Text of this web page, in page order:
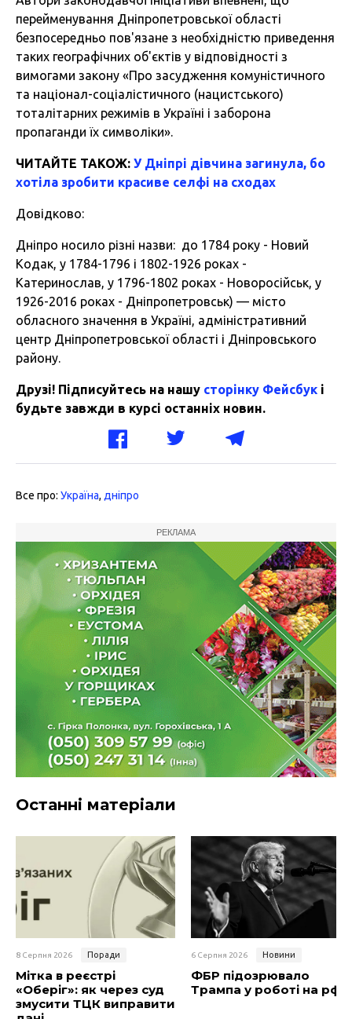
перейменування Дніпропетровської області
безпосередньо пов'язане з необхідністю приведення
таких географічних об'єктів у відповідності з
вимогами закону «Про засудження комуністичного
та націонал-соціалістичного (нацистського)
тоталітарних режимів в Україні і заборона
пропаганди їх символіки».
ЧИТАЙТЕ ТАКОЖ: У Дніпрі дівчина загинула, бо
хотіла зробити красиве селфі на сходах
Довідково:
Дніпро носило різні назви: до 1784 року - Новий
Кодак, у 1784-1796 і 1802-1926 роках -
Катеринослав, у 1796-1802 роках - Новоросійськ, у
1926-2016 роках - Дніпропетровськ) — місто
обласного значення в Україні, адміністративний
центр Дніпропетровської області і Дніпровського
району.
Друзі! Підписуйтесь на нашу сторінку Фейсбук і
будьте завжди в курсі останніх новин.
Все про: Україна, дніпро
РЕКЛАМА
Останні матеріали
8 Серпня 2026 Поради
Мітка в реєстрі
«Оберіг»: як через суд
змусити ТЦК виправити
6 Серпня 2026 Новини
ФБР підозрювало
Трампа у роботі на рф